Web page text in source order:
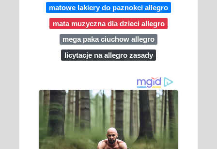
matowe lakiery do paznokci allegro
mata muzyczna dla dzieci allegro
mega paka ciuchow allegro
licytacje na allegro zasady